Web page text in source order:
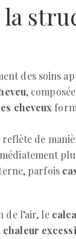
la
des soins
,
cheveux
reflète de
parfois
de l’air, le
chaleur